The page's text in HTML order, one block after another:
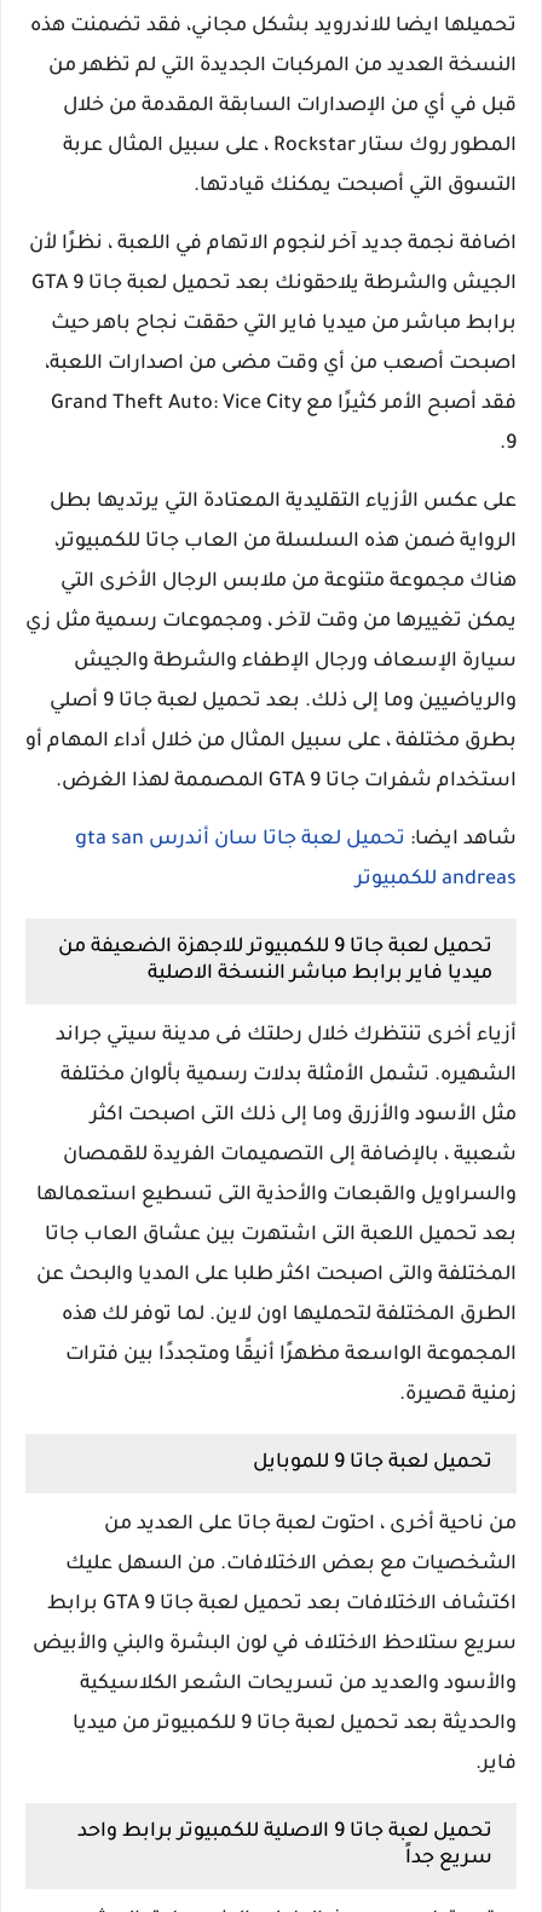
تحميلها ايضا للاندرويد بشكل مجاني، فقد تضمنت هذه
النسخة العديد من المركبات الجديدة التي لم تظهر من
قبل في أي من الإصدارات السابقة المقدمة من خلال
المطور روك ستار Rockstar ، على سبيل المثال عربة
التسوق التي أصبحت يمكنك قيادتها.
اضافة نجمة جديد آخر لنجوم الاتهام في اللعبة ، نظرًا لأن
الجيش والشرطة يلاحقونك بعد تحميل لعبة جاتا GTA 9
برابط مباشر من ميديا فاير التي حققت نجاح باهر حيث
اصبحت أصعب من أي وقت مضى من اصدارات اللعبة،
فقد أصبح الأمر كثيرًا مع Grand Theft Auto: Vice City
9.
على عكس الأزياء التقليدية المعتادة التي يرتديها بطل
الرواية ضمن هذه السلسلة من العاب جاتا للكمبيوتر،
هناك مجموعة متنوعة من ملابس الرجال الأخرى التي
يمكن تغييرها من وقت لآخر ، ومجموعات رسمية مثل زي
سيارة الإسعاف ورجال الإطفاء والشرطة والجيش
والرياضيين وما إلى ذلك. بعد تحميل لعبة جاتا 9 أصلي
بطرق مختلفة ، على سبيل المثال من خلال أداء المهام أو
استخدام شفرات جاتا GTA 9 المصممة لهذا الغرض.
شاهد ايضا:
تحميل لعبة جاتا سان أندرس gta san
andreas للكمبيوتر
تحميل لعبة جاتا 9 للكمبيوتر للاجهزة الضعيفة من
ميديا فاير برابط مباشر النسخة الاصلية
أزياء أخرى تنتظرك خلال رحلتك فى مدينة سيتي جراند
الشهيره. تشمل الأمثلة بدلات رسمية بألوان مختلفة
مثل الأسود والأزرق وما إلى ذلك التى اصبحت اكثر
شعبية ، بالإضافة إلى التصميمات الفريدة للقمصان
والسراويل والقبعات والأحذية التى تسطيع استعمالها
بعد تحميل اللعبة التى اشتهرت بين عشاق العاب جاتا
المختلفة والتى اصبحت اكثر طلبا على المديا والبحث عن
الطرق المختلفة لتحمليها اون لاين. لما توفر لك هذه
المجموعة الواسعة مظهرًا أنيقًا ومتجددًا بين فترات
زمنية قصيرة.
تحميل لعبة جاتا 9 للموبايل
من ناحية أخرى ، احتوت لعبة جاتا على العديد من
الشخصيات مع بعض الاختلافات. من السهل عليك
اكتشاف الاختلافات بعد تحميل لعبة جاتا GTA 9 برابط
سريع ستلاحظ الاختلاف في لون البشرة والبني والأبيض
والأسود والعديد من تسريحات الشعر الكلاسيكية
والحديثة بعد تحميل لعبة جاتا 9 للكمبيوتر من ميديا
فاير.
تحميل لعبة جاتا 9 الاصلية للكمبيوتر برابط واحد
سريع جداً